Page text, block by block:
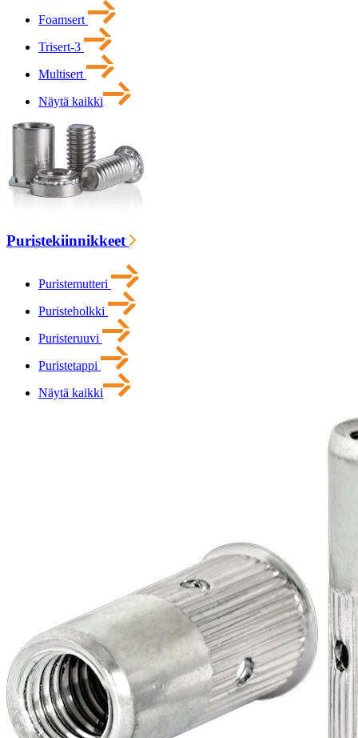
Foamsert
Trisert-3
Multisert
Näytä kaikki
Puristekiinnikkeet
Puristemutteri
Puristeholkki
Puristeruuvi
Puristetappi
Näytä kaikki